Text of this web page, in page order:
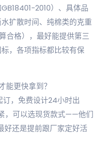
2010）、具体品
扩散时间、纯棉类的克重
合格），最好能提供第三
，各项指标都比较有保
能更快拿到？
，免费设计24小时出
，可以选现货款式——他们
好还是提前跟厂家定好活